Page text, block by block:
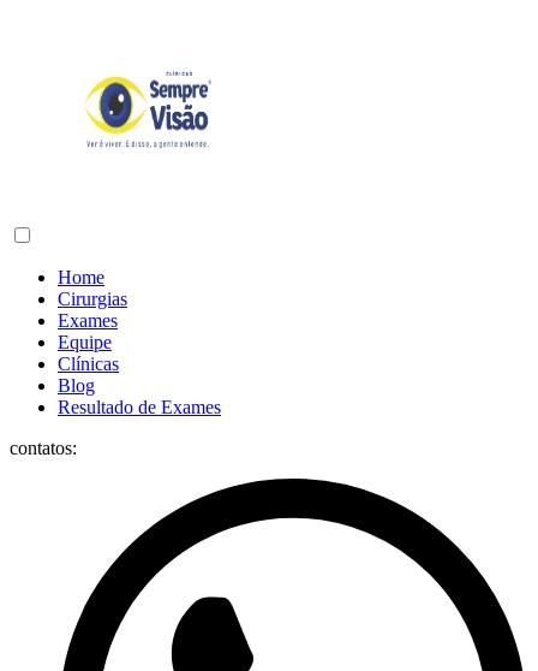
Home
Cirurgias
Exames
Equipe
Clínicas
Blog
Resultado de Exames
contatos: